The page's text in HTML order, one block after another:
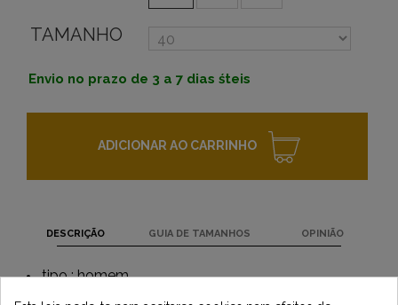
TAMANHO
Envio no prazo de 3 a 7 dias śteis
ADICIONAR AO CARRINHO
DESCRIÇÃO GUIA DE TAMANHOS OPINIÃO
tipo : homem